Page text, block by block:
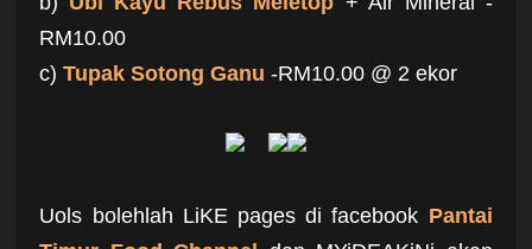
RM10.00
c)Tupak Sotong Ganu -RM10.00 @ 2 ekor
Uols bolehlah LiKE pages di facebook Pantai